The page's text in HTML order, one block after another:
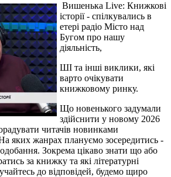
Вишенька Live: Книжкові
історії - спілкувались в
етері радіо Місто над
Бугом про нашу
діяльність,
ШІ та інші виклики, які
варто очікувати
книжковому ринку.
Що новенького задумали
здійснити у новому 2026
читачів новинками
яких жанрах плануємо зосередитись -
Зокрема цікаво знати що або
за книжку та які літературні
до відповідей, будемо щиро